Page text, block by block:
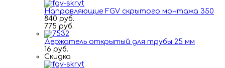
Направляющие FGV скрытого монтажа 350
840 руб.
775 руб.
Держатель открытый для трубы 25 мм
16 руб.
Скидка